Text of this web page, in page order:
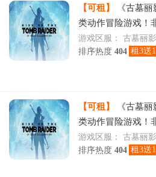
【可租】
《古墓
类动作冒险游戏！
游戏区服： 古墓丽
排序热度 404 租3送1
【可租】
《古墓
类动作冒险游戏！
游戏区服： 古墓丽
排序热度 404 租3送1